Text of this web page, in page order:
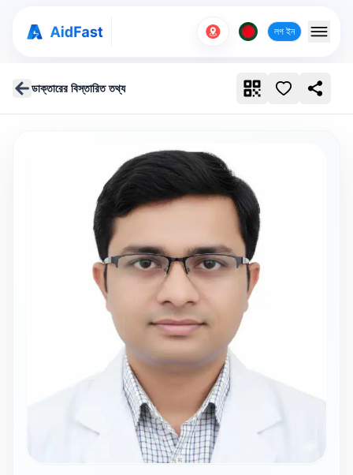
লগ ইন
ডাক্তারের বিস্তারিত তথ্য